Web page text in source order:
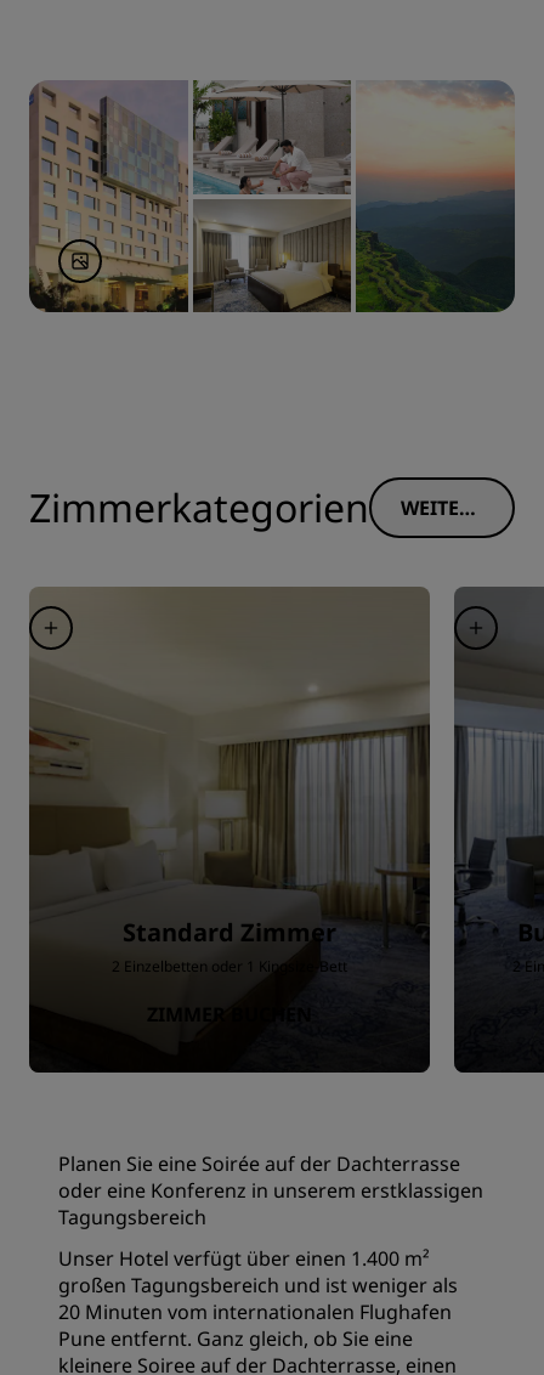
Zimmerkategorien
WEITERE
INFORM
Standard Zimmer
2 Einzelbetten oder 1 Kingsize-Bett
ZIMMER BUCHEN
2
Planen Sie eine Soirée auf der Dachterrasse
oder eine Konferenz in unserem erstklassigen
Tagungsbereich
Unser Hotel verfügt über einen 1.400 m²
großen Tagungsbereich und ist weniger als
20 Minuten vom internationalen Flughafen
Pune entfernt. Ganz gleich, ob Sie eine
kleinere Soiree auf der Dachterrasse, einen